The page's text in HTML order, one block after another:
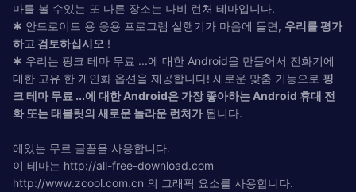
마를 볼 수있는 또 다른 장소는 나비 런처 테마입니다.
✱ 안드로이드 용 응용 프로그램 실행기가 마음에 들면, 우리를 평가
하고 검토하십시오 !
✱ 우리는 핑크 테마 무료 ...에 대한 Android을 만들어서 전화기에
대한 고유 한 개인화 옵션을 제공합니다! 새로운 맞춤 기능으로 핑
크 테마 무료 ...에 대한 Android은 가장 좋아하는 Android 휴대 전
화 또는 태블릿의 새로운 놀라운 런처가됩니다.
에있는 무료 글꼴을 사용합니다.
이 테마는 http://all-free-download.com
http://www.zcool.com.cn 의 그래픽 요소를 사용합니다.